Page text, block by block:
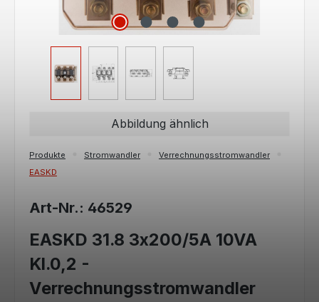
Abbildung ähnlich
Produkte Stromwandler
Verrechnungsstromwandler
EASKD
Art-Nr.: 46529
EASKD 31.8 3x200/5A 10VA
Kl.0,2 -
Verrechnungsstromwandler